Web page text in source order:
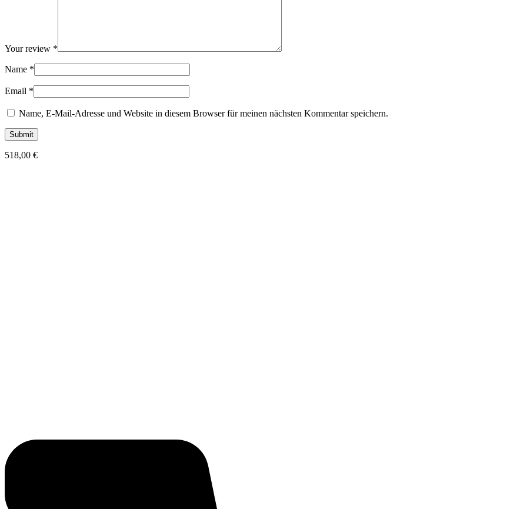
Your review *
Name *
Email *
Name, E-Mail-Adresse und Website in diesem Browser für meinen nächsten Kommentar speichern.
518,00 €